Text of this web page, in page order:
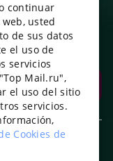
por compras y
ENGLISH
UKRAINIAN
PORTUGUESE
SPANISH
HUNGARIAN
ITALIAN
continuar
usted
de sus datos
el uso de
servicios
Mail.ru",
el uso del sitio
servicios.
Cookies de